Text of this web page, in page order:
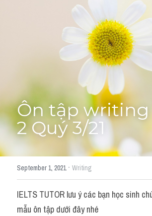
Tourism and Travelling
Pronunciation
Section 4
Section 1
Social issues
Section 2
Map
HỌC THỬ
Ôn tập writing
2 Quý 3/21
September 1, 2021· Writing
IELTS TUTOR lưu ý các bạn học sinh
mẫu ôn tập dưới đây nhé